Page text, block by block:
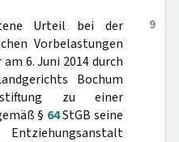
9
Urteil bei der
Vorbelastungen
6. Juni 2014 durch
Bochum
zu einer
§ 64StGB seine